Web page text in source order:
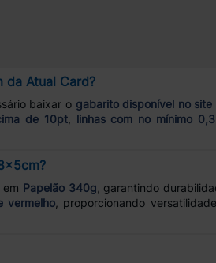
da Atual Card?
baixar o gabarito disponível no site
de 10pt, linhas com no mínimo
em Papelão 340g , garantindo
vermelho , proporcionando